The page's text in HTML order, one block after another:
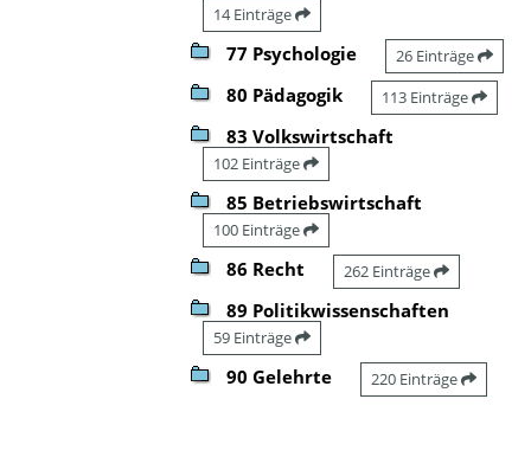
14 Einträge
77 Psychologie 26 Einträge
80 Pädagogik 113 Einträge
83 Volkswirtschaft
102 Einträge
85 Betriebswirtschaft
100 Einträge
86 Recht 262 Einträge
89 Politikwissenschaften
59 Einträge
90 Gelehrte 220 Einträge